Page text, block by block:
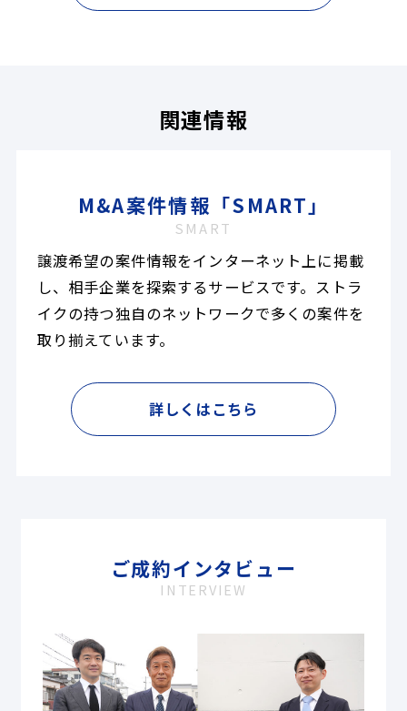
関連情報
M&A案件情報「SMART」
SMART
譲渡希望の案件情報をインターネット上に掲載
し、相手企業を探索するサービスです。ストラ
イクの持つ独自のネットワークで多くの案件を
取り揃えています。
詳しくはこちら
ご成約インタビュー
INTERVIEW